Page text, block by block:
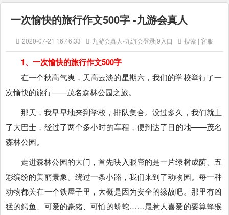
一次愉快的旅行作文500字 -九游会真人
2020-07-21 16:46:33 九游会真人-九游会登录j9入口 搜索 | 客服
1、一次愉快的旅行作文500字
在一个秋高气爽，天高云淡的星期六，我们的学校举行了一
次愉快的旅行——茂名森林公园之旅。
那天，我早早地来到学校，排队集合。没过多久，我们就上
了大巴士，经过了两个多小时的车程，便到达了目的地——茂名
森林公园。
走进森林公园的大门，首先映入眼帘的是一片绿树成荫、五
彩缤纷的美丽景象。绕过一条小路，我们来到了动物园。每一种
动物都关在一个铁屋子里，大概是因为安全的缘故吧。那里有凶
猛的鳄鱼、可爱的豪猪、可怕的蟒蛇……最惹人喜爱的要算蜂猴